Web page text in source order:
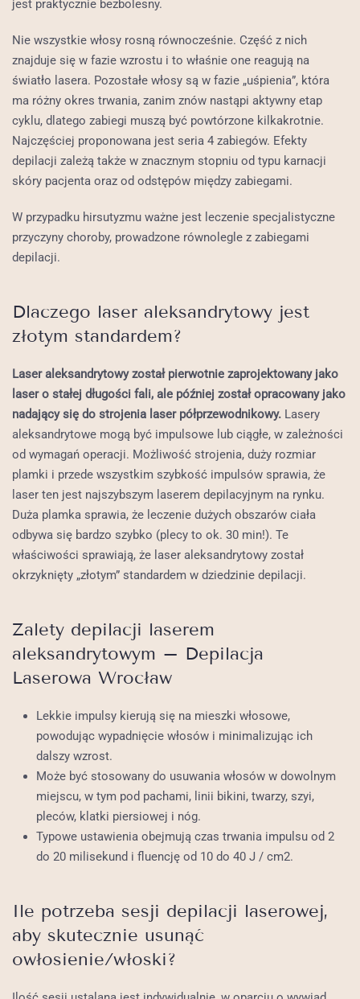
jest praktycznie bezbolesny.
Nie wszystkie włosy rosną równocześnie. Część z nich
znajduje się w fazie wzrostu i to właśnie one reagują na
światło lasera. Pozostałe włosy są w fazie „uśpienia”, która
ma różny okres trwania, zanim znów nastąpi aktywny etap
cyklu, dlatego zabiegi muszą być powtórzone kilkakrotnie.
Najczęściej proponowana jest seria 4 zabiegów. Efekty
depilacji zależą także w znacznym stopniu od typu karnacji
skóry pacjenta oraz od odstępów między zabiegami.
W przypadku hirsutyzmu ważne jest leczenie specjalistyczne
przyczyny choroby, prowadzone równolegle z zabiegami
depilacji.
Dlaczego laser aleksandrytowy jest
złotym standardem?
Laser aleksandrytowy został pierwotnie zaprojektowany jako
laser o stałej długości fali, ale później został opracowany jako
nadający się do strojenia laser półprzewodnikowy. Lasery
aleksandrytowe mogą być impulsowe lub ciągłe, w zależności
od wymagań operacji. Możliwość strojenia, duży rozmiar
plamki i przede wszystkim szybkość impulsów sprawia, że
laser ten jest najszybszym laserem depilacyjnym na rynku.
Duża plamka sprawia, że leczenie dużych obszarów ciała
odbywa się bardzo szybko (plecy to ok. 30 min!). Te
właściwości sprawiają, że laser aleksandrytowy został
okrzyknięty „złotym” standardem w dziedzinie depilacji.
Zalety depilacji laserem
aleksandrytowym – Depilacja
Laserowa Wrocław
Lekkie impulsy kierują się na mieszki włosowe,
powodując wypadnięcie włosów i minimalizując ich
dalszy wzrost.
Może być stosowany do usuwania włosów w dowolnym
miejscu, w tym pod pachami, linii bikini, twarzy, szyi,
pleców, klatki piersiowej i nóg.
Typowe ustawienia obejmują czas trwania impulsu od 2
do 20 milisekund i fluencję od 10 do 40 J / cm2.
Ile potrzeba sesji depilacji laserowej,
aby skutecznie usunąć
owłosienie/włoski?